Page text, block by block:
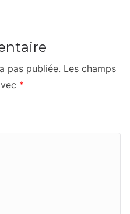
pas publiée. Les champs
*